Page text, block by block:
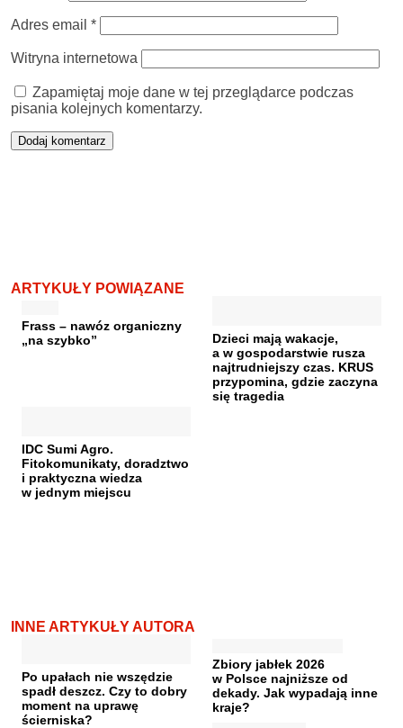
Adres email *
Witryna internetowa
Zapamiętaj moje dane w tej przeglądarce podczas
pisania kolejnych komentarzy.
ARTYKUŁY POWIĄZANE
Frass – nawóz organiczny
„na szybko”
Dzieci mają wakacje,
a w gospodarstwie rusza
najtrudniejszy czas. KRUS
przypomina, gdzie zaczyna
się tragedia
IDC Sumi Agro.
Fitokomunikaty, doradztwo
i praktyczna wiedza
w jednym miejscu
INNE ARTYKUŁY AUTORA
Po upałach nie wszędzie
spadł deszcz. Czy to dobry
moment na uprawę
ścierniska?
Zbiory jabłek 2026
w Polsce najniższe od
dekady. Jak wypadają inne
kraje?